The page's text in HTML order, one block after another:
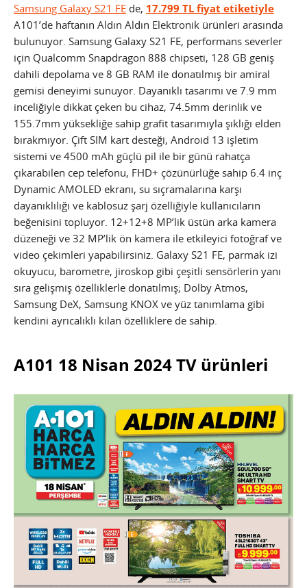
Samsung Galaxy S21 FE de, 17.799 TL fiyat etiketiyle
A101’de haftanın Aldın Aldın Elektronik ürünleri arasında
bulunuyor. Samsung Galaxy S21 FE, performans severler
için Qualcomm Snapdragon 888 chipseti, 128 GB geniş
dahili depolama ve 8 GB RAM ile donatılmış bir amiral
gemisi deneyimi sunuyor. Dayanıklı tasarımı ve 7.9 mm
inceliğiyle dikkat çeken bu cihaz, 74.5mm derinlik ve
155.7mm yüksekliğe sahip grafit tasarımıyla şıklığı elden
bırakmıyor. Çift SIM kart desteği, Android 13 işletim
sistemi ve 4500 mAh güçlü pil ile bir günü rahatça
çıkarabilen cep telefonu, FHD+ çözünürlüğe sahip 6.4 inç
Dynamic AMOLED ekranı, su sıçramalarına karşı
dayanıklılığı ve kablosuz şarj özelliğiyle kullanıcıların
beğenisini topluyor. 12+12+8 MP’lik üstün arka kamera
düzeneği ve 32 MP’lik ön kamera ile etkileyici fotoğraf ve
video çekimleri yapabilirsiniz. Galaxy S21 FE, parmak izi
okuyucu, barometre, jiroskop gibi çeşitli sensörlerin yanı
sıra gelişmiş özelliklerle donatılmış; Dolby Atmos,
Samsung DeX, Samsung KNOX ve yüz tanımlama gibi
kendini ayrıcalıklı kılan özelliklere de sahip.
A101 18 Nisan 2024 TV ürünleri